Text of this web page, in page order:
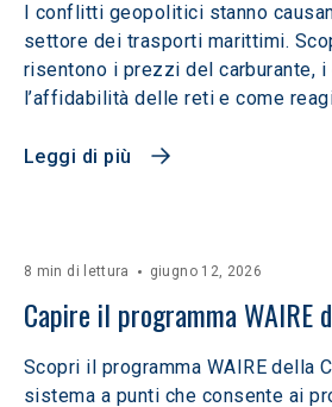
I conflitti geopolitici stanno
settore dei trasporti marittimi.
risentono i prezzi del carburante,
l’affidabilità delle reti e come
Leggi di più
8 min di lettura giugno 12, 2026
Capire il programma WAIRE
Scopri il programma WAIRE della
sistema a punti che consente ai